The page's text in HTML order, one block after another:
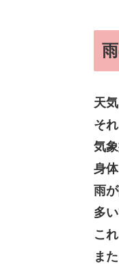
天
そ
気
身
雨
多
こ
ま